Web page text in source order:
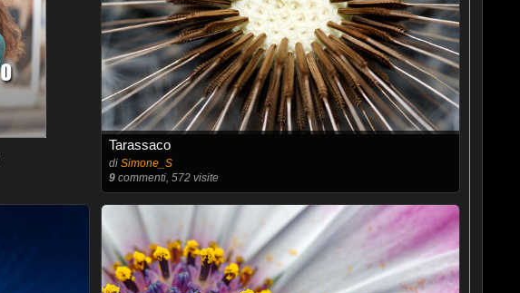
Tarassaco
diSimone_S
9 commenti, 572 visite